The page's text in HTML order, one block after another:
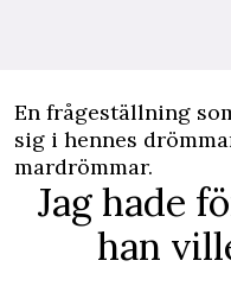
En frågeställning
sig i hennes
mardrömmar.
Jag hade
han